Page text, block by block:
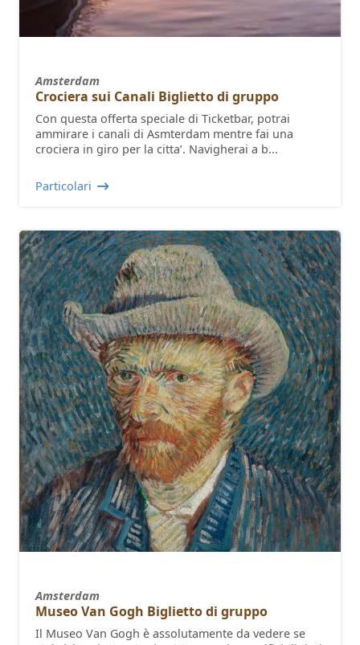
Amsterdam
Crociera sui Canali Biglietto di gruppo
Con questa offerta speciale di Ticketbar, potrai
ammirare i canali di Asmterdam mentre fai una
crociera in giro per la citta’. Navigherai a b...
Particolari
Amsterdam
Museo Van Gogh Biglietto di gruppo
Il Museo Van Gogh è assolutamente da vedere se